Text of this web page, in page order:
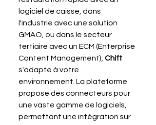
logiciel de caisse, dans
l'industrie avec une solution
GMAO, ou dans le secteur
tertiaire avec un ECM (Enterprise
Content Management), Chift
s'adapte à votre
environnement. La plateforme
propose des connecteurs pour
une vaste gamme de logiciels,
permettant une intégration sur